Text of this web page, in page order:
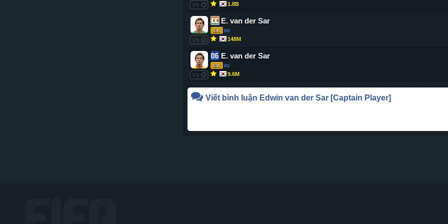
VS 1.8B
VS
E. van der Sar
GK 88
148M
VS
E. van der Sar
GK 86
9.6M
Viết bình luận Edwin van der Sar [Captain Player]